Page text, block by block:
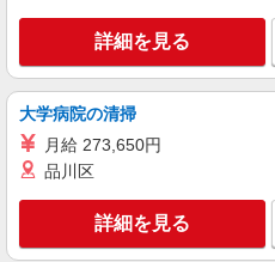
福島県福島
院前」駅
キープ
アルバイト
日研トータルソーシング株式会
介護スタッフ
詳細を見る
大学病院の清掃
月給 273,650円
品川区
詳細を見る